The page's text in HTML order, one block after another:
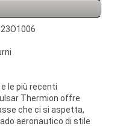
23O1006
le più recenti
Thermion offre
che ci si aspetta,
aeronautico di stile